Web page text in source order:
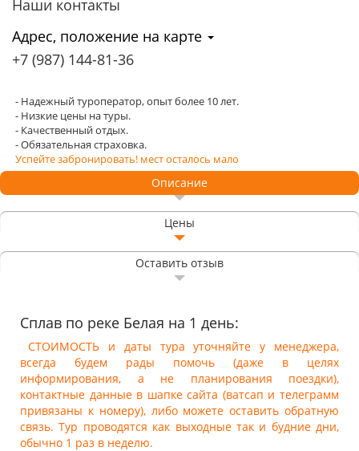
Наши контакты
Адрес, положение на карте
+7 (987) 144-81-36
- Надежный туроператор, опыт более 10 лет.
- Низкие цены на туры.
- Качественный отдых.
- Обязательная страховка.
Успейте забронировать! мест осталось мало
Описание
Цены
Оставить отзыв
Сплав по реке Белая на 1 день:
СТОИМОСТЬ и даты тура уточняйте у менеджера,
всегда будем рады помочь (даже в целях
информирования, а не планирования поездки),
контактные данные в шапке сайта (ватсап и телеграмм
привязаны к номеру), либо можете оставить обратную
связь. Тур проводятся как выходные так и будние дни,
обычно 1 раз в неделю.